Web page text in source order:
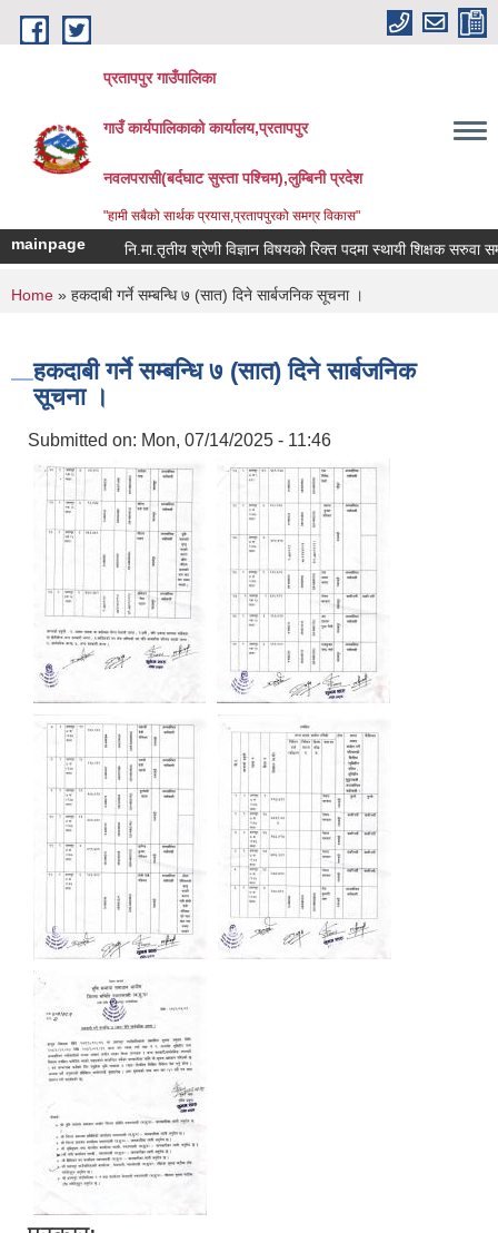
Skip to main content
प्रतापपुर गाउँपालिका
गाउँ कार्यपालिकाको कार्यालय,प्रतापपुर
नवलपरासी(बर्दघाट सुस्ता पश्चिम),लुम्बिनी प्रदेश
"हामी सबैको सार्थक प्रयास,प्रतापपुरको समग्र विकास"
mainpage नि.मा.तृतीय श्रेणी विज्ञान विषयको रिक्त पदमा स्थायी शिक्षक सरुवा
You are here
Home » हकदाबी गर्ने सम्बन्धि ७ (सात) दिने सार्बजनिक सूचना ।
हकदाबी गर्ने सम्बन्धि ७ (सात) दिने सार्बजनिक
सूचना ।
Submitted on: Mon, 07/14/2025 - 11:46